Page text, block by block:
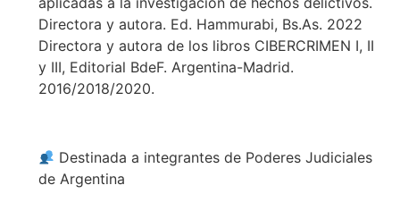
Directora y autora. Ed. Hammurabi, Bs.As. 2022
Directora y autora de los libros CIBERCRIMEN I, II
y III, Editorial BdeF. Argentina-Madrid.
2016/2018/2020.
Destinada a integrantes de Poderes Judiciales
de Argentina